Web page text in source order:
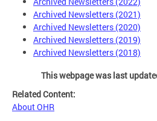
Archived Newsletters (2021)
Archived Newsletters (2020)
Archived Newsletters (2019)
Archived Newsletters (2018)
This webpage was last
Related Content:
About OHR